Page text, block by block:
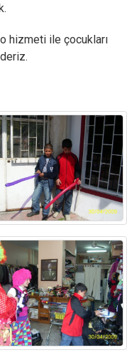
hizmeti ile çocukları